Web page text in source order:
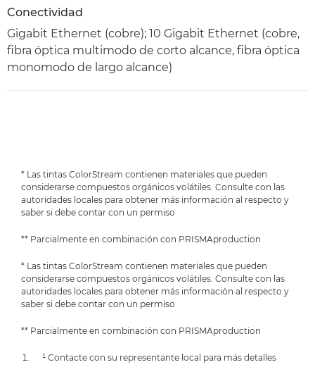
Conectividad
Gigabit Ethernet (cobre); 10 Gigabit Ethernet (cobre,
fibra óptica multimodo de corto alcance, fibra óptica
monomodo de largo alcance)
* Las tintas ColorStream contienen materiales que pueden
considerarse compuestos orgánicos volátiles. Consulte con las
autoridades locales para obtener más información al respecto y
saber si debe contar con un permiso
** Parcialmente en combinación con PRISMAproduction
* Las tintas ColorStream contienen materiales que pueden
considerarse compuestos orgánicos volátiles. Consulte con las
autoridades locales para obtener más información al respecto y
saber si debe contar con un permiso
** Parcialmente en combinación con PRISMAproduction
¹ Contacte con su representante local para más detalles